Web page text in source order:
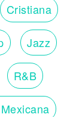
Cristiana
Jazz
R&B